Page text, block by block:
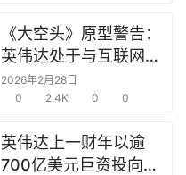
《大空头》原型警告：
英伟达处于与互联网泡
沫时期思科同样的“危
险境地”
2026年2月28日
0
2.4K 0 0
英伟达上一财年以逾
700亿美元巨资投向合